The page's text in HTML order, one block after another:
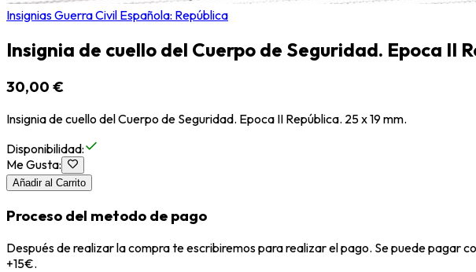
Insignias Guerra Civil Española: República
Insignia de cuello del Cuerpo de Seguridad. Epoca II
30,00 €
Insignia de cuello del Cuerpo de Seguridad. Epoca II República. 25 x 19 mm.
Disponibilidad:
Me Gusta:
Añadir al Carrito
Proceso del metodo de pago
Después de realizar la compra te escribiremos para realizar el pago. Se puede pagar
+15€.